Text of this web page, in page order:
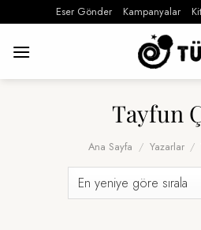
atla
Eser Gönder Kampanyalar
Tayfun
Ana Sayfa / Yazarlar /